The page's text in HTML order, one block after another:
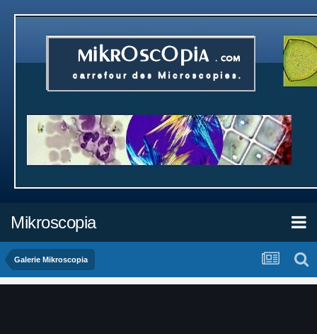
Mikroscopia
Galerie Mikroscopia